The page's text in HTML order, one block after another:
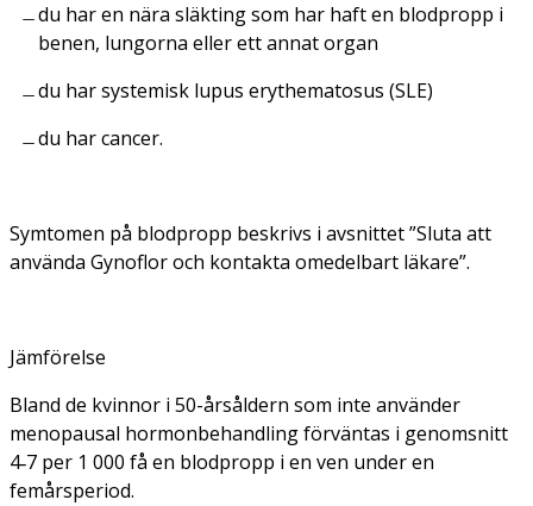
du har en nära släkting som har haft en blodpropp i
benen, lungorna eller ett annat organ
du har systemisk lupus erythematosus (SLE)
du har cancer.
Symtomen på blodpropp beskrivs i avsnittet ”Sluta att
använda Gynoflor och kontakta omedelbart läkare”.
Jämförelse
Bland de kvinnor i 50-årsåldern som inte använder
menopausal hormonbehandling förväntas i genomsnitt
4‑7 per 1 000 få en blodpropp i en ven under en
femårsperiod.